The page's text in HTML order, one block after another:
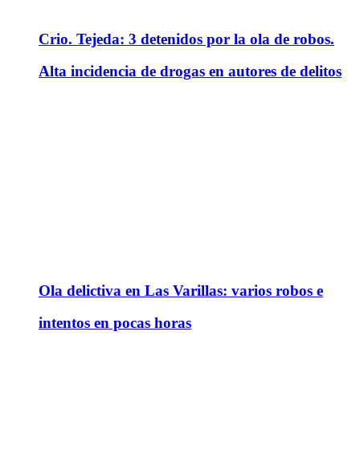
Crio. Tejeda: 3 detenidos por la ola de robos.
Alta incidencia de drogas en autores de delitos
Ola delictiva en Las Varillas: varios robos e
intentos en pocas horas